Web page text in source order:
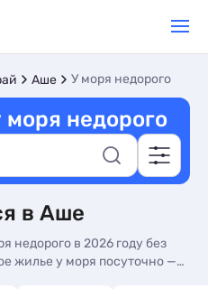
Аше У моря недорого
недорого
в Аше
недорого в 2026 году без
жилье у моря посуточно —